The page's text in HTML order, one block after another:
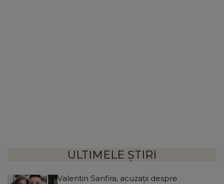
ULTIMELE ȘTIRI
Valentin Sanfira, acuzații despre